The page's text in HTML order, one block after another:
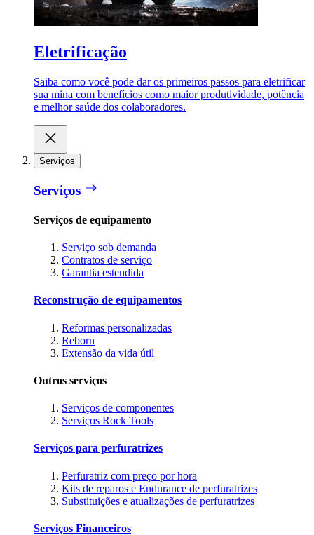
Eletrificação
Saiba como você pode dar os primeiros passos para eletrificar
sua mina com benefícios como maior produtividade, potência
e melhor saúde dos colaboradores.
Serviços
Serviços
Serviços de equipamento
Serviço sob demanda
Contratos de serviço
Garantia estendida
Reconstrução de equipamentos
Reformas personalizadas
Reborn
Extensão da vida útil
Outros serviços
Serviços de componentes
Serviços Rock Tools
Serviços para perfuratrizes
Perfuratriz com preço por hora
Kits de reparos e Endurance de perfuratrizes
Substituições e atualizações de perfuratrizes
Serviços Financeiros